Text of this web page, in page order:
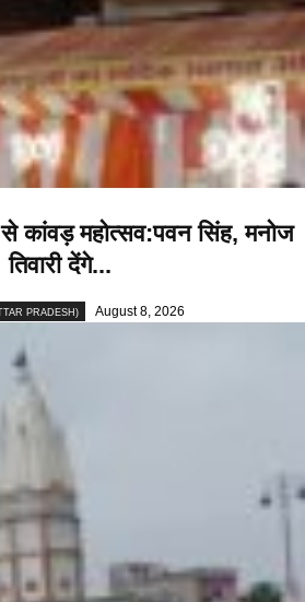
कांवड़ महोत्सव:पवन सिंह, मनोज
तिवारी देंगे...
PRADESH) August 8, 2026